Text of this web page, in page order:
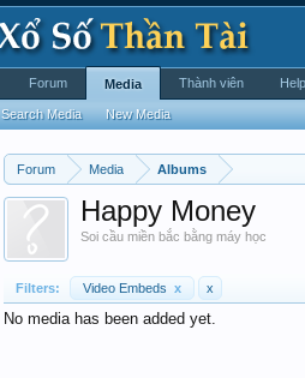
Forum Media Albums
Happy Money
Soi cầu miền bắc bằng máy học
Filters: Video Embeds x x
No media has been added yet.
Forum Media
Search Media New Media
Thành viên